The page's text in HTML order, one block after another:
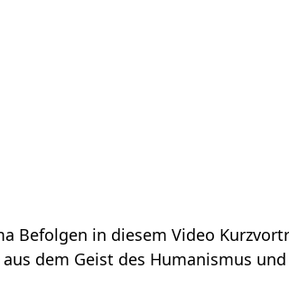
Befolgen‏‎ - was und warum? Verstehe etwas mehr über das Thema Befolgen‏‎ in
interpretiert hier das Wort bzw. den Ausdruck Befolgen‏‎ aus dem Geist